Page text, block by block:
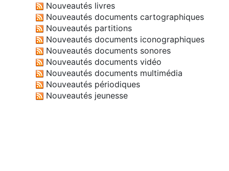
Nouveautés livres
Nouveautés documents cartographiques
Nouveautés partitions
Nouveautés documents iconographiques
Nouveautés documents sonores
Nouveautés documents vidéo
Nouveautés documents multimédia
Nouveautés périodiques
Nouveautés jeunesse